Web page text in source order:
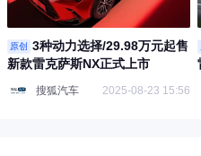
原创
3种动力选择/29.98万元起售
新款雷克萨斯NX正式上市
搜狐汽车 2025-08-23 15:56